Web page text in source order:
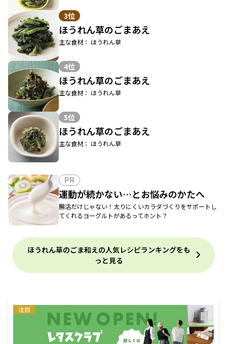
3位
ほうれん草のごまあえ
主な食材： ほうれん草
4位
ほうれん草のごまあえ
主な食材： ほうれん草
5位
ほうれん草のごまあえ
主な食材： ほうれん草
PR
運動が続かない…とお悩みのかたへ
腸活だけじゃない！太りにくいカラダづくりをサポートし
てくれるヨーグルトがあるってホント？
ほうれん草のごま和えの人気レシピランキングをも
っと見る
注目